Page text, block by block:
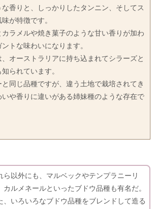
な香りと、しっかりしたタンニン、そしてス
が特徴です。
ラメルや焼き菓子のような甘い香りが加わ
トな味わいになります。
、オーストラリアに持ち込まれてシラーズと
られています。
と同じ品種ですが、違う土地で栽培されてき
いや香りに違いがある姉妹種のような存在で
ら以外にも、マルベックやテンプラニーリ
カルメネールといったブドウ品種も有名だ。
、いろいろなブドウ品種をブレンドして造る